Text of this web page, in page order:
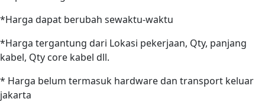
*Harga dapat berubah sewaktu-waktu
*Harga tergantung dari Lokasi pekerjaan, Qty, panjang
kabel, Qty core kabel dll.
* Harga belum termasuk hardware dan transport keluar
jakarta